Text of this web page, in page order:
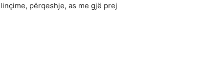
përqeshje, as me gjë prej